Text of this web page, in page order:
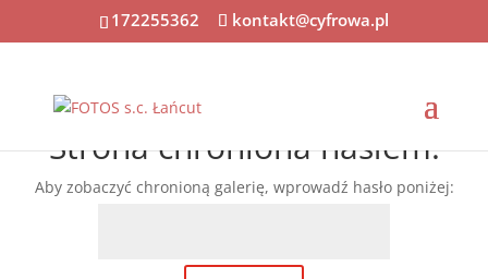
172255362 kontakt@cyfrowa.pl
Strona chroniona hasłem.
Aby zobaczyć chronioną galerię, wprowadź hasło poniżej: